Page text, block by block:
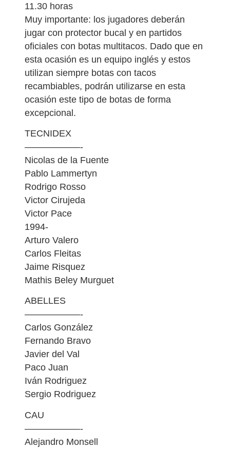
11.30 horas
Muy importante: los jugadores deberán
jugar con protector bucal y en partidos
oficiales con botas multitacos. Dado que en
esta ocasión es un equipo inglés y estos
utilizan siempre botas con tacos
recambiables, podrán utilizarse en esta
ocasión este tipo de botas de forma
excepcional.
TECNIDEX
——————-
Nicolas de la Fuente
Pablo Lammertyn
Rodrigo Rosso
Victor Cirujeda
Victor Pace
1994-
Arturo Valero
Carlos Fleitas
Jaime Risquez
Mathis Beley Murguet
ABELLES
——————-
Carlos González
Fernando Bravo
Javier del Val
Paco Juan
Iván Rodriguez
Sergio Rodriguez
CAU
——————-
Alejandro Monsell